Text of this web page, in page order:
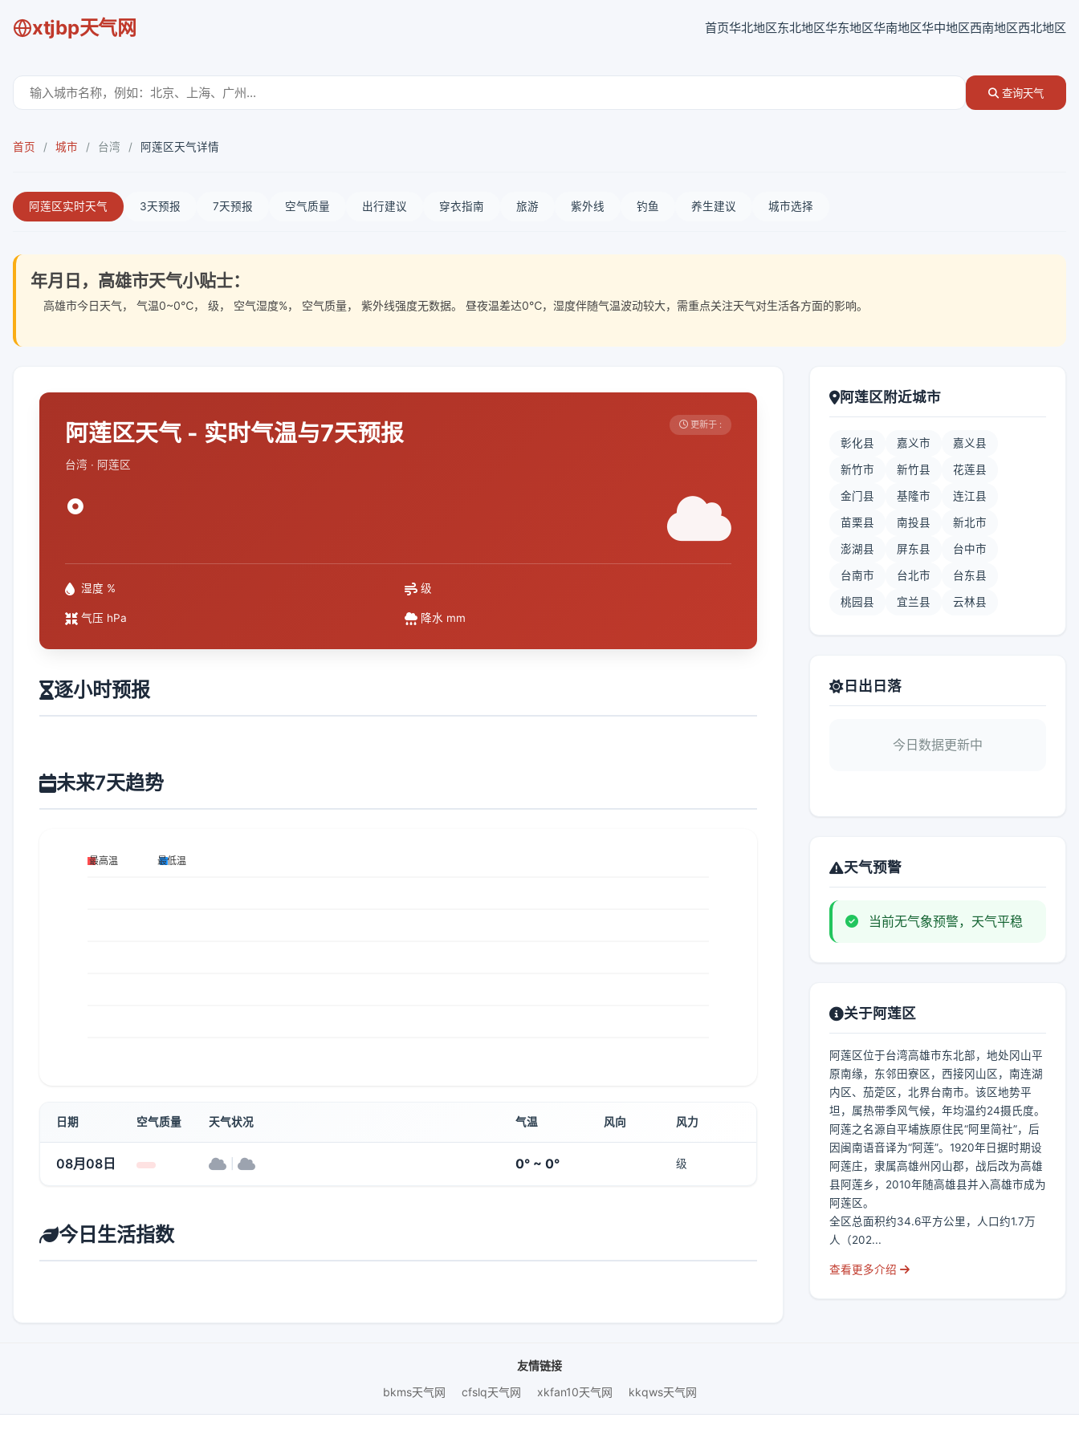
xtjbp天气网 首页华北地区东北地区华东地区华南地区华中地区西南地区西北地区
查询天气
首页 / 城市 / 台湾 / 阿莲区天气详情
阿莲区实时天气 3天预报 7天预报 空气质量 出行建议 穿衣指南 旅游 紫外线 钓鱼 养生建议 城市选择
年月日，高雄市天气小贴士：
高雄市今日天气， 气温0~0℃， 级， 空气湿度%， 空气质量， 紫外线强度无数据。 昼夜温差达0℃，湿度伴随气温波动较大，需重点关注天气对生活各方面的影响。
阿莲区天气 - 实时气温与7天预报
台湾 · 阿莲区
更新于 :
°
湿度 % 级
气压 hPa 降水 mm
逐小时预报
未来7天趋势
日期 空气质量 天气状况 气温 风向 风力
08月08日 0° ~ 0° 级
今日生活指数
阿莲区附近城市
彰化县 嘉义市 嘉义县
新竹市 新竹县 花莲县
金门县 基隆市 连江县
苗栗县 南投县 新北市
澎湖县 屏东县 台中市
台南市 台北市 台东县
桃园县 宜兰县 云林县
日出日落
今日数据更新中
天气预警
当前无气象预警，天气平稳
关于阿莲区
阿莲区位于台湾高雄市东北部，地处冈山平
原南缘，东邻田寮区，西接冈山区，南连湖
内区、茄萣区，北界台南市。该区地势平
坦，属热带季风气候，年均温约24摄氏度。
阿莲之名源自平埔族原住民“阿里简社”，后
因闽南语音译为“阿莲”。1920年日据时期设
阿莲庄，隶属高雄州冈山郡，战后改为高雄
县阿莲乡，2010年随高雄县并入高雄市成为
阿莲区。
全区总面积约34.6平方公里，人口约1.7万
人（202...
查看更多介绍
友情链接
bkms天气网
cfslq天气网 xkfan10天气网 kkqws天气网